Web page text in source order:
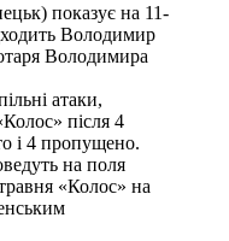
показує на 11-
Володимир
Володимира
атаки,
після 4
і 4 пропущено.
на поля
«Колос» на